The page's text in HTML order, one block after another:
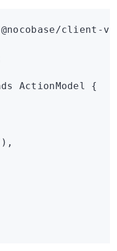
client-v2'
ActionModel
{
) ,